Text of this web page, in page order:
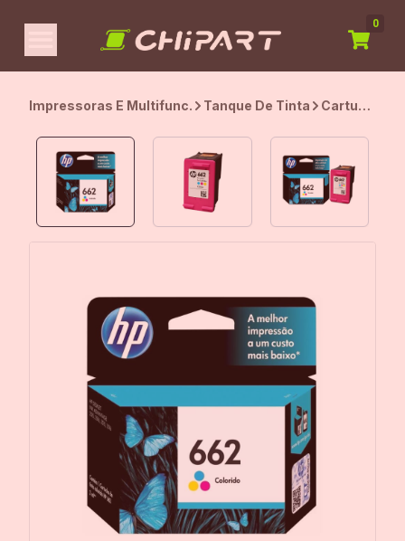
0
Impressoras E Multifunc. Tanque De Tinta
Cartucho
HP 662,
CZ104AB,
Original,
Colorido